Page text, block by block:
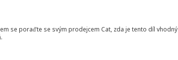
se poraďte se svým prodejcem Cat, zda je tento díl vhodný